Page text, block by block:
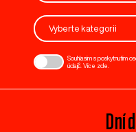
Vyberte kategorii
Souhlasím s poskytnutím
údajů. Více zde
Dní